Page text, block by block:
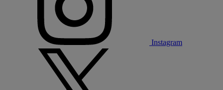
Instagram